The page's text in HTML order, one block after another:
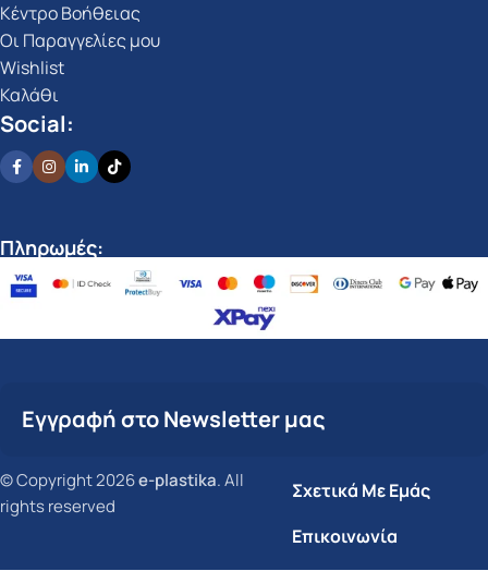
Κέντρο Βοήθειας
Οι Παραγγελίες μου
Wishlist
Καλάθι
Social:
Πληρωμές:
Εγγραφή στο Newsletter μας
© Copyright 2026e-plastika. All
rights reserved
Σχετικά Με Εμάς
Επικοινωνία